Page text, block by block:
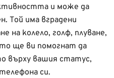
и може да
Той има вградени
на колело, голф, плуване,
ще ви помогнат да
върху вашия статус,
си.